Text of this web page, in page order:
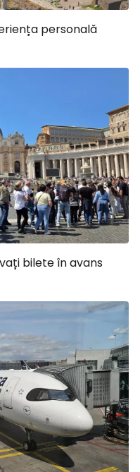
personală
bilete în avans